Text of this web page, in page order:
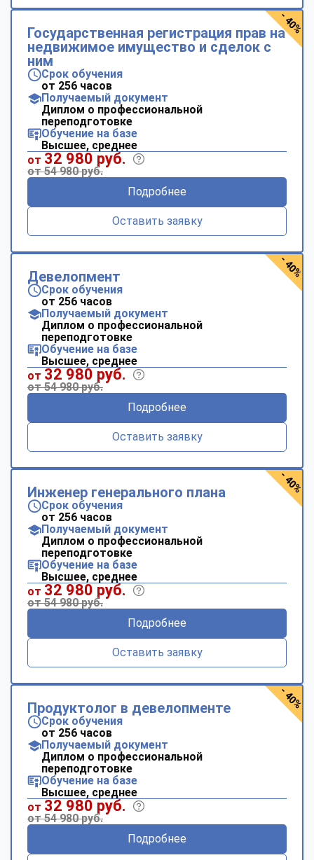
Государственная регистрация прав на
недвижимое имущество и сделок с
ним
Срок обучения
от 256 часов
Получаемый документ
Диплом о профессиональной
переподготовке
Обучение на базе
Высшее, среднее
от 32 980 руб.
от 54 980 руб.
Подробнее
Оставить заявку
- 40%
Девелопмент
Срок обучения
от 256 часов
Получаемый документ
Диплом о профессиональной
переподготовке
Обучение на базе
Высшее, среднее
от 32 980 руб.
от 54 980 руб.
Подробнее
Оставить заявку
- 40%
Инженер генерального плана
Срок обучения
от 256 часов
Получаемый документ
Диплом о профессиональной
переподготовке
Обучение на базе
Высшее, среднее
от 32 980 руб.
от 54 980 руб.
Подробнее
Оставить заявку
- 40%
Продуктолог в девелопменте
Срок обучения
от 256 часов
Получаемый документ
Диплом о профессиональной
переподготовке
Обучение на базе
Высшее, среднее
от 32 980 руб.
от 54 980 руб.
Подробнее
- 40%